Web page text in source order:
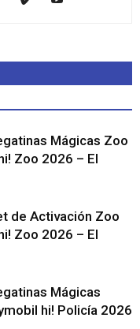
Mágicas Zoo
Zoo 2026 – El
de Activación Zoo
Zoo 2026 – El
Mágicas
hi! Policía 2026